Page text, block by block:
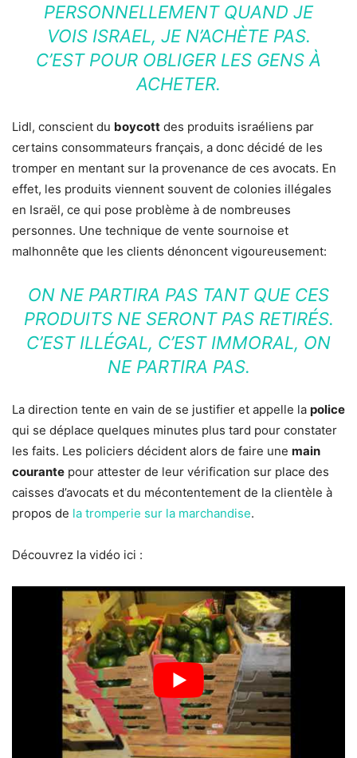
PERSONNELLEMENT QUAND JE
VOIS ISRAEL, JE N’ACHÈTE PAS.
C’EST POUR OBLIGER LES GENS À
ACHETER.
Lidl, conscient du boycott des produits israéliens par
certains consommateurs français, a donc décidé de les
tromper en mentant sur la provenance de ces avocats. En
effet, les produits viennent souvent de colonies illégales
en Israël, ce qui pose problème à de nombreuses
personnes. Une technique de vente sournoise et
malhonnête que les clients dénoncent vigoureusement:
ON NE PARTIRA PAS TANT QUE CES
PRODUITS NE SERONT PAS RETIRÉS.
C’EST ILLÉGAL, C’EST IMMORAL, ON
NE PARTIRA PAS.
La direction tente en vain de se justifier et appelle la police
qui se déplace quelques minutes plus tard pour constater
les faits. Les policiers décident alors de faire une main
courante pour attester de leur vérification sur place des
caisses d’avocats et du mécontentement de la clientèle à
propos de la tromperie sur la marchandise.
Découvrez la vidéo ici :